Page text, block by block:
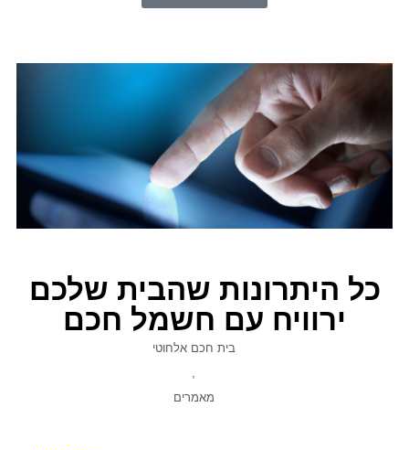
כל היתרונות שהבית שלכם
ירוויח עם חשמל חכם
בית חכם אלחוטי
מאמרים